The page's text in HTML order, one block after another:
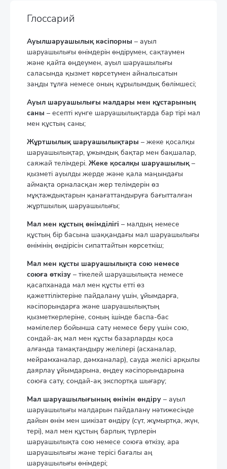
Глоссарий
Ауылшаруашылық кәсіпорны – ауыл
шаруашылығы өнімдерін өндірумен, сақтаумен
және қайта өңдеумен, ауыл шаруашылығы
саласында қызмет көрсетумен айналысатын
заңды тұлға немесе оның құрылымдық бөлімшесі;
Ауыл шаруашылығы малдары мен құстарының
саны – есепті күнге шаруашылықтарда бар тірі мал
мен құстың саны;
Жұртшылық шаруашылықтары – жеке қосалқы
шаруашылықтар, ұжымдық бақтар мен бақшалар,
саяжай телімдері. Жеке қосалқы шаруашылық–
қызметі ауылды жерде және қала маңындағы
аймақта орналасқан жер телімдерін өз
мұқтаждықтарын қанағаттандыруға бағытталған
жұртшылық шаруашылығы;
Мал мен құстың өнімділігі – малдың немесе
құстың бір басына шаққандағы мал шаруашылығы
өнімінің өндірісін сипаттайтын көрсеткіш;
Мал мен құсты шаруашылықта сою немесе
союға өткізу – тікелей шаруашылықта немесе
қасапханада мал мен құсты етті өз
қажеттіліктеріне пайдалану үшін, ұйымдарға,
кәсіпорындарға және шаруашылықтың
қызметкерлеріне, соның ішінде баспа-бас
мәмілелер бойынша сату немесе беру үшін сою,
сондай-ақ мал мен құсты базарларды қоса
алғанда тамақтандыру желілері (асханалар,
мейрамханалар, дәмханалар), сауда желісі арқылы
даярлау ұйымдарына, өңдеу кәсіпорындарына
союға сату, сондай-ақ экспортқа шығару;
Мал шаруашылығының өнімін өндіру – ауыл
шаруашылығы малдарын пайдалану нәтижесінде
дайын өнім мен шикізат өндіру (сүт, жұмыртқа, жүн,
тері), мал мен құстың барлық түрлерін
шаруашылықта сою немесе союға өткізу, ара
шаруашылығы және терісі бағалы аң
шаруашылығы өнімдері;